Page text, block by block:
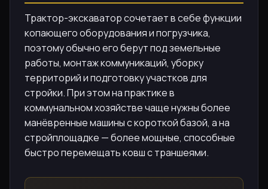
Трактор-экскаватор сочетает в себе функции
копающего оборудования и погрузчика,
поэтому обычно его берут под земельные
работы, монтаж коммуникаций, уборку
территорий и подготовку участков для
стройки. При этом на практике в
коммунальном хозяйстве чаще нужны более
манёвренные машины с короткой базой, а на
стройплощадке — более мощные, способные
быстро перемещать ковш с траншеями.